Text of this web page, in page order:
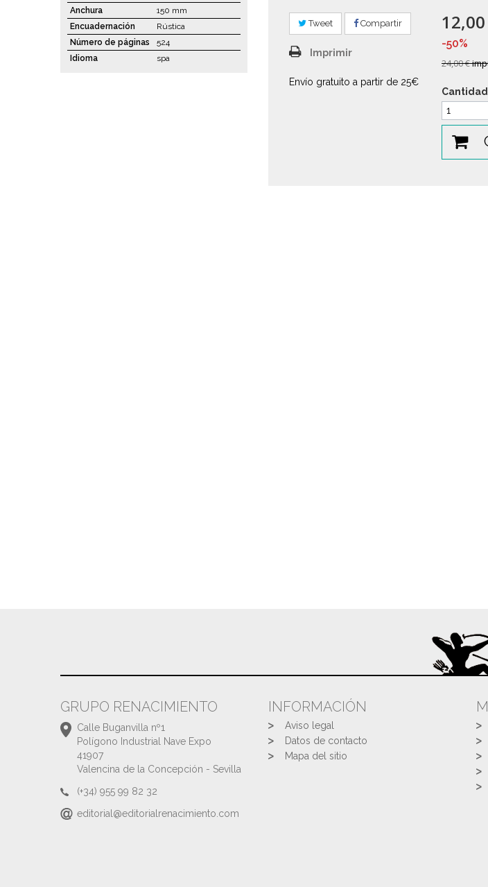
Tweet Compartir
Imprimir
Envío gratuito a partir de 25€
-50%
24,00 €
Cantidad
Anchura
150 mm
Encuadernación
Rústica
Número de páginas
524
Idioma
spa
GRUPO RENACIMIENTO
Calle Buganvilla nº1
Polígono Industrial Nave Expo
41907
Valencina de la Concepción - Sevilla
(+34) 955 99 82 32
editorial@editorialrenacimiento.com
INFORMACIÓN
Aviso legal
Datos de contacto
Mapa del sitio